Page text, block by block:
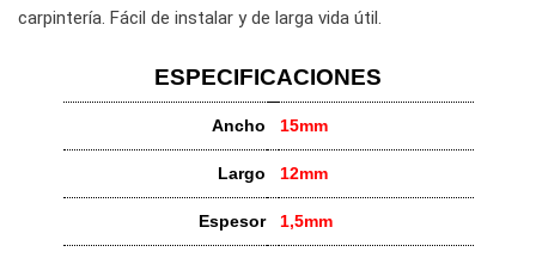
carpintería. Fácil de instalar y de larga vida útil.
ESPECIFICACIONES
Ancho 15mm
Largo 12mm
Espesor 1,5mm